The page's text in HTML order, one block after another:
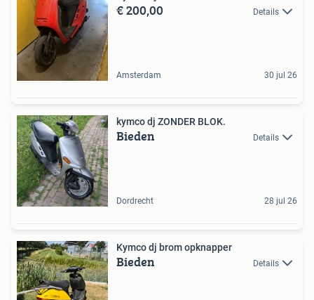
€ 200,00 Details
Amsterdam 30 jul 26
kymco dj ZONDER BLOK.
Bieden Details
Dordrecht 28 jul 26
Kymco dj brom opknapper
Bieden Details